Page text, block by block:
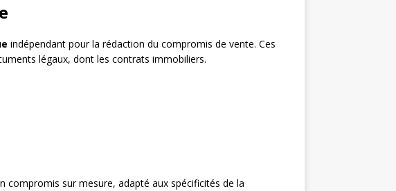
indépendant pour la rédaction du compromis de vente. Ces
légaux, dont les contrats immobiliers.
sur mesure, adapté aux spécificités de la